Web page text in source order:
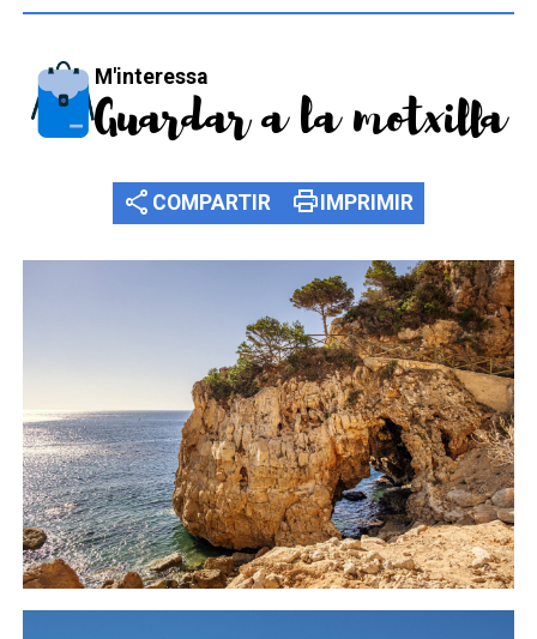
M'interessa
Guardar a la motxilla
share COMPARTIR print IMPRIMIR